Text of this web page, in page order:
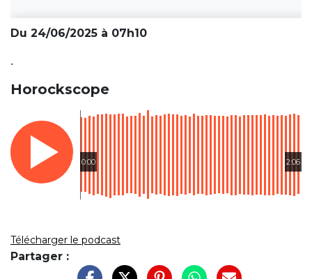
Du 24/06/2025 à 07h10
.
Horockscope
0:00 2:06
Télécharger le podcast
Partager :